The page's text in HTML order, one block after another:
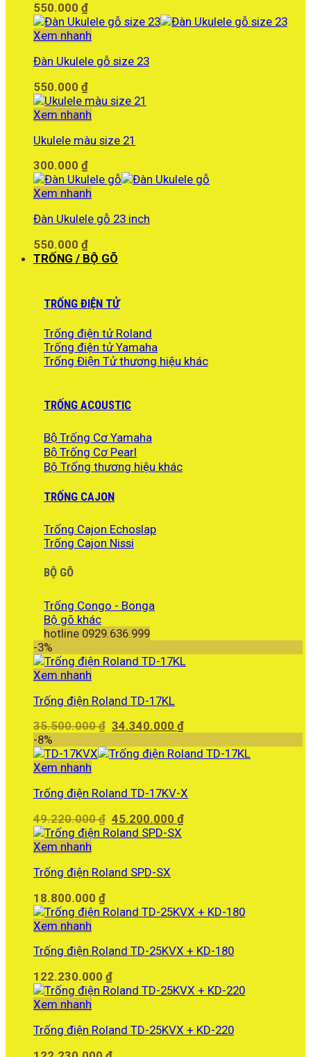
550.000 ₫
Xem nhanh
Đàn Ukulele gỗ size 23
550.000 ₫
Xem nhanh
Ukulele màu size 21
300.000 ₫
Xem nhanh
Đàn Ukulele gỗ 23 inch
550.000 ₫
TRỐNG / BỘ GÕ
TRỐNG ĐIỆN TỬ
Trống điện tử Roland
Trống điện tử Yamaha
Trống Điện Tử thương hiệu khác
TRỐNG ACOUSTIC
Bộ Trống Cơ Yamaha
Bộ Trống Cơ Pearl
Bộ Trống thương hiệu khác
TRỐNG CAJON
Trống Cajon Echoslap
Trống Cajon Nissi
BỘ GÕ
Trống Congo - Bonga
Bộ gõ khác
hotline 0929.636.999
-3%
Xem nhanh
Trống điện Roland TD-17KL
35.500.000₫ Giá
là:
34.340.000₫Giá
tại
-8%
Xem nhanh
Trống điện Roland TD-17KV-X
49.220.000₫ Giá
gốc
45.200.000₫Giá
Xem nhanh
Trống điện Roland SPD-SX
18.800.000 ₫
Xem nhanh
Trống điện Roland TD-25KVX + KD-180
122.230.000 ₫
Xem nhanh
Trống điện Roland TD-25KVX + KD-220